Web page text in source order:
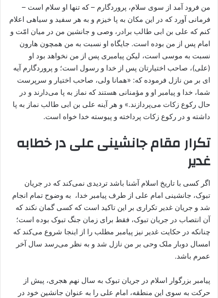
من فرود آمد از سوی سلام، پروردگارم – که تنها او سلام است –
فرمانی آورد که در این مکان به پا خیزم و به هر سفید و سیاهی اعلام
کنم که علی بن ابی طالب برادر، وصی و جانشین من در میان امّت و
امام پس از من بوده است. جایگاه او نسبت به من همچون هارون
نسبت به موسی است، لیکن پیامبری پس از من نخواهد بود او
(علی)، صاحب اختیارتان پس از خدا و رسول است؛ و پروردگارم آیه
ای بر من نازل فرموده که: «همانا ولی، صاحب اختیار و سرپرست
شما، خدا و پیامبر او و مؤمنانی هستند که نماز به پا می‌دارند و در
حال رکوع زکات می‌پردازند.» و هر آینه علی بن ابی طالب نماز به پا
داشته و در رکوع زکات پرداخته و پیوسته خدا خواه است.
تکرار مقام جانشینی علی در خطابه
غدیر
اگر کسی با تاریخ اسلام آشنا باشد تردیدی نمی‌کند که در جریان
تبوک، جانشینی امام علی از طرف پیامبر خدا، به وضوح تمام انجام
شد و جریان غدیر تکراری بر این تاکید است که کسی گمان نکند که
آن انتصاب در جریان تبوک، فقط برای زمان جنگ تبوک بوده است؛
چنانکه در حکایت غدیر نیز پیامبر مطلب را از اینجا شروع می‌کند که
امسال دوبار ملک وحی بر من نازل شد و به نظر می‌رسد سال آخر
عمرم باشد.
پیامبر بزرگوار اسلام در جریان تبوک به سال نهم هجری، پیش از
حرکت به سوی این منطقه، امام علی را به عنوان جانشین خود در